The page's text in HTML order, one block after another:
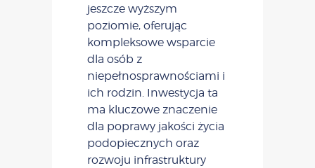
jeszcze wyższym
poziomie, oferując
kompleksowe wsparcie
dla osób z
niepełnosprawnościami i
ich rodzin. Inwestycja ta
ma kluczowe znaczenie
dla poprawy jakości życia
podopiecznych oraz
rozwoju infrastruktury